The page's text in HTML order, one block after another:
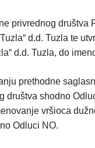
privrednog društva
d.d. Tuzla te
d.d. Tuzla, do
prethodne
društva shodno
vršioca
Odluci NO.